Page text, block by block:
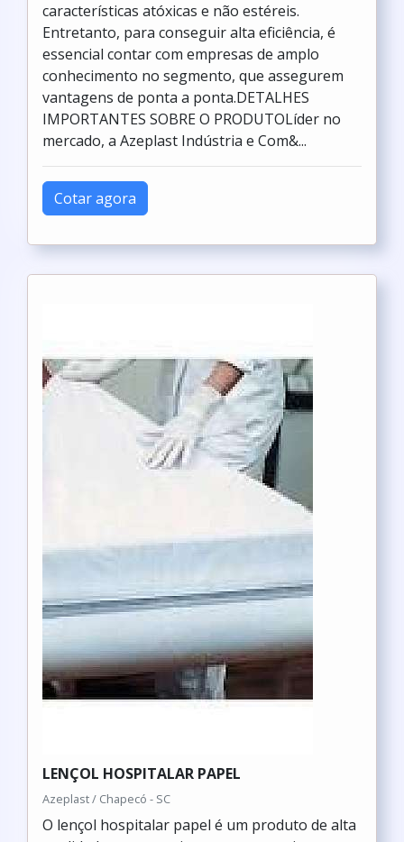
características atóxicas e não estéreis.
Entretanto, para conseguir alta eficiência, é
essencial contar com empresas de amplo
conhecimento no segmento, que assegurem
vantagens de ponta a ponta.DETALHES
IMPORTANTES SOBRE O PRODUTOLíder no
mercado, a Azeplast Indústria e Com&...
Cotar agora
LENÇOL HOSPITALAR PAPEL
Azeplast / Chapecó - SC
O lençol hospitalar papel é um produto de alta